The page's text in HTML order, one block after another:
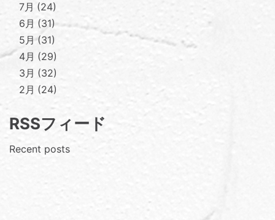
7月
24
6月
31
5月
31
4月
29
3月
32
2月
24
RSSフィード
Recent posts